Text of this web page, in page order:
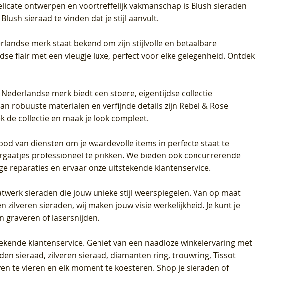
ontwerpen en voortreffelijk vakmanschap is Blush sieraden
sieraad te vinden dat je stijl aanvult.
merk staat bekend om zijn stijlvolle en betaalbare
flair met een vleugje luxe, perfect voor elke gelegenheid. Ontdek
merk biedt een stoere, eigentijdse collectie
robuuste materialen en verfijnde details zijn Rebel & Rose
de collectie en maak je look compleet.
van diensten om je waardevolle items in perfecte staat te
professioneel te prikken. We bieden ook concurrerende
reparaties en ervaar onze uitstekende klantenservice.
sieraden die jouw unieke stijl weerspiegelen. Van op maat
sieraden, wij maken jouw visie werkelijkheid. Je kunt je
graveren of lasersnijden.
klantenservice. Geniet van een naadloze winkelervaring met
sieraad, zilveren sieraad, diamanten ring, trouwring, Tissot
te vieren en elk moment te koesteren. Shop je sieraden of